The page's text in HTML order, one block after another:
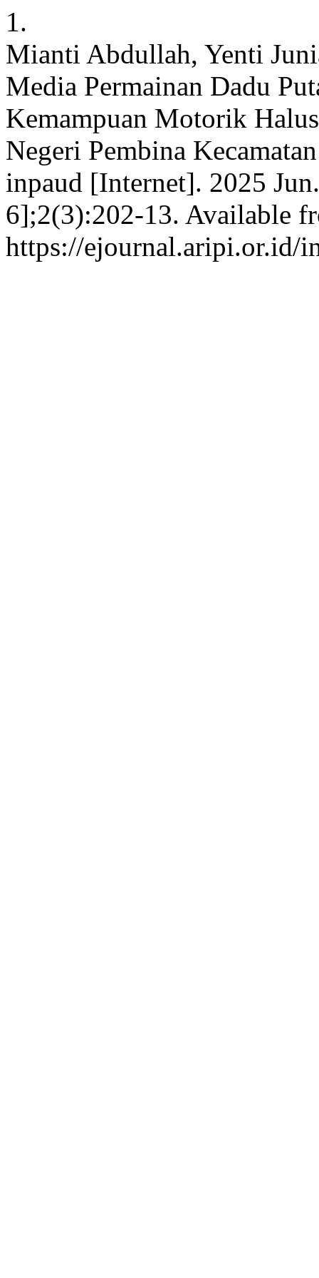
1.
Mianti Abdullah, Yenti
Media Permainan Dadu
Kemampuan Motorik
Negeri Pembina
inpaud [Internet]. 2025
6];2(3):202-13. Available
https://ejournal.aripi.or.id/